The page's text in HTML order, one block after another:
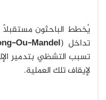
يُخطط الباحثون
تداخل (Ou-Mandel
تسبب التشظي بتدمير
لإيقاف تلك العملية.